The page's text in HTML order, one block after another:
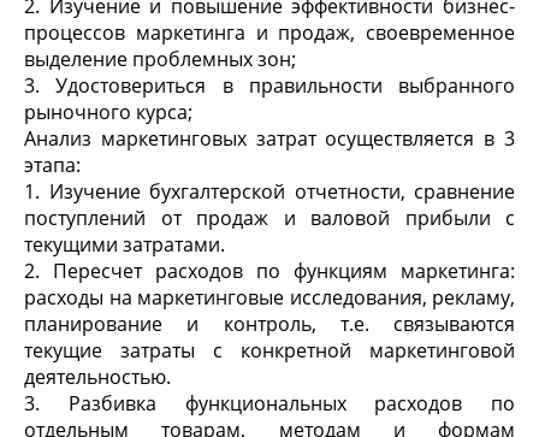
2. Изучение и повышение эффективности бизнес-
процессов маркетинга и продаж, своевременное
выделение проблемных зон;
3. Удостовериться в правильности выбранного
рыночного курса;
Анализ маркетинговых затрат осуществляется в 3
этапа:
1. Изучение бухгалтерской отчетности, сравнение
поступлений от продаж и валовой прибыли с
текущими затратами.
2. Пересчет расходов по функциям маркетинга:
расходы на маркетинговые исследования, рекламу,
планирование и контроль, т.е. связываются
текущие затраты с конкретной маркетинговой
деятельностью.
3. Разбивка функциональных расходов по
отдельным товарам, методам и формам